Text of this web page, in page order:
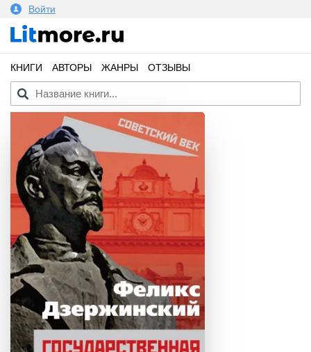
Войти
КНИГИ АВТОРЫ ЖАНРЫ ОТЗЫВЫ